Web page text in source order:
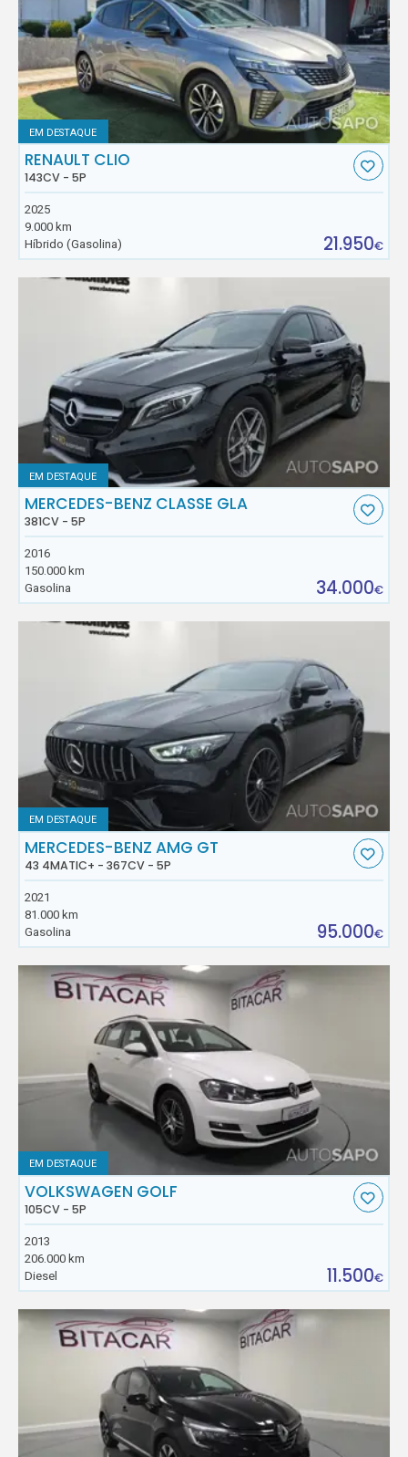
EM DESTAQUE
RENAULT CLIO
143CV - 5P
2025
9.000 km
Híbrido (Gasolina)
21.950€
EM DESTAQUE
MERCEDES-BENZ CLASSE GLA
381CV - 5P
2016
150.000 km
Gasolina
34.000€
EM DESTAQUE
MERCEDES-BENZ AMG GT
43 4MATIC+ - 367CV - 5P
2021
81.000 km
Gasolina
95.000€
EM DESTAQUE
VOLKSWAGEN GOLF
105CV - 5P
2013
206.000 km
Diesel
11.500€